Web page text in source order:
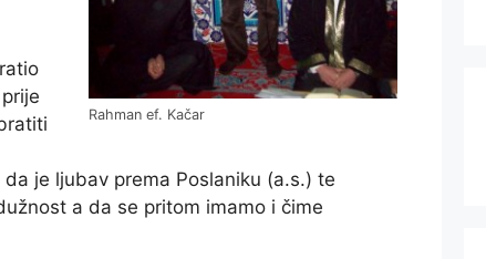
Rahman ef. Kačar
je ljubav prema Poslaniku (a.s.) te
a da se pritom imamo i čime